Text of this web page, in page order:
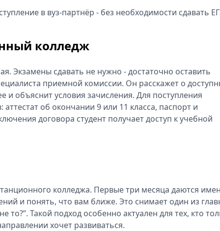
в вуз-партнёр - без необходимости сдавать
колледж
Экзамены сдавать не нужно - достаточно оставить
приемной комиссии. Он расскажет о
объяснит условия зачисления. Для поступления
об окончании 9 или 11 класса, паспорт и
договора студент получает доступ к учебной
колледжа. Первые три месяца даются
и понять, что вам ближе. Это снимает один из
то?”. Такой подход особенно актуален для тех, кто
хочет развиваться.